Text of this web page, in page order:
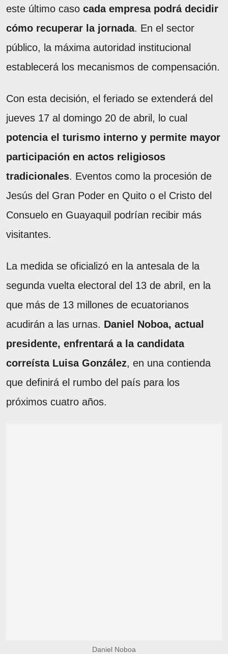
este último caso cada empresa podrá decidir
cómo recuperar la jornada. En el sector
público, la máxima autoridad institucional
establecerá los mecanismos de compensación.
Con esta decisión, el feriado se extenderá del
jueves 17 al domingo 20 de abril, lo cual
potencia el turismo interno y permite mayor
participación en actos religiosos
tradicionales. Eventos como la procesión de
Jesús del Gran Poder en Quito o el Cristo del
Consuelo en Guayaquil podrían recibir más
visitantes.
La medida se oficializó en la antesala de la
segunda vuelta electoral del 13 de abril, en la
que más de 13 millones de ecuatorianos
acudirán a las urnas. Daniel Noboa, actual
presidente, enfrentará a la candidata
correísta Luisa González, en una contienda
que definirá el rumbo del país para los
próximos cuatro años.
Daniel Noboa